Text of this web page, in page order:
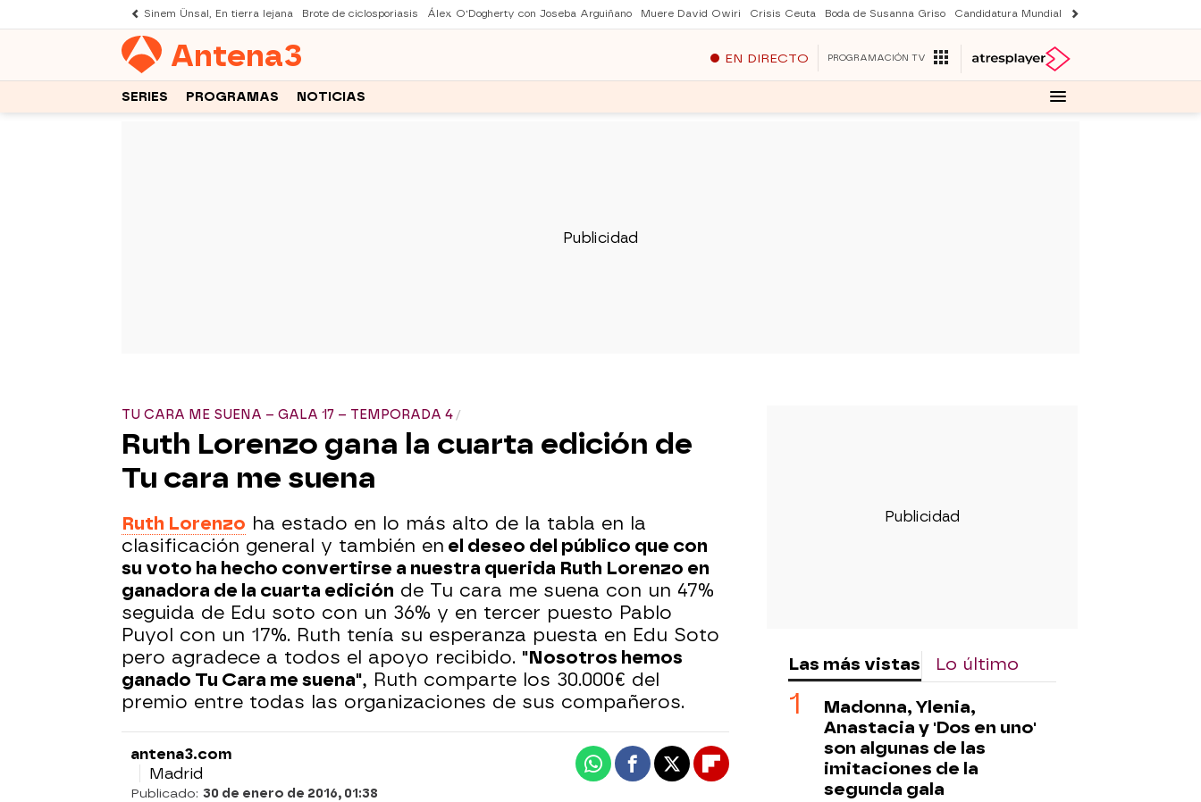
Sinem Ünsal, En tierra lejana Brote de ciclosporiasis Álex O'Dogherty con Joseba Arguiñano Muere David Owiri Crisis Ceuta Boda de Susanna Griso Candidatura Mundial 2030
Antena3 EN DIRECTO PROGRAMACIÓN TV
SERIES PROGRAMAS NOTICIAS
TU CARA ME SUENA – GALA 17 – TEMPORADA 4
Ruth Lorenzo gana la cuarta edición de
Tu cara me suena
Ruth Lorenzo ha estado en lo más alto de la tabla en la
clasificación general y también en el deseo del público que con
su voto ha hecho convertirse a nuestra querida Ruth Lorenzo en
ganadora de la cuarta edición de Tu cara me suena con un 47%
seguida de Edu soto con un 36% y en tercer puesto Pablo
Puyol con un 17%. Ruth tenía su esperanza puesta en Edu Soto
pero agradece a todos el apoyo recibido. "Nosotros hemos
ganado Tu Cara me suena", Ruth comparte los 30.000€ del
premio entre todas las organizaciones de sus compañeros.
antena3.com
Madrid
Publicado: 30 de enero de 2016, 01:38
WhatsappFacebook
X Flipboard
Las más vistas Lo último
Madonna, Ylenia,
Anastacia y 'Dos en uno'
son algunas de las
imitaciones de la
segunda gala